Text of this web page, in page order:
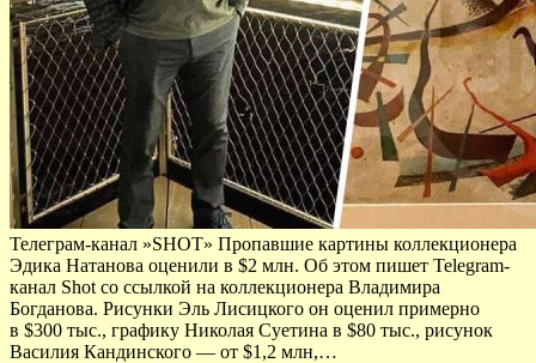
Телеграм-канал »SHOT» Пропавшие картины коллекционера
Эдика Натанова оценили в $2 млн. Об этом пишет Telegram-
канал Shot со ссылкой на коллекционера Владимира
Богданова. Рисунки Эль Лисицкого он оценил примерно
в $300 тыс., графику Николая Суетина в $80 тыс., рисунок
Василия Кандинского — от $1,2 млн,…